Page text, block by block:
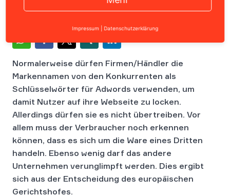
Normalerweise dürfen Firmen/Händler die
Markennamen von den Konkurrenten als
Schlüsselwörter für Adwords verwenden, um
damit Nutzer auf ihre Webseite zu locken.
Allerdings dürfen sie es nicht übertreiben. Vor
allem muss der Verbraucher noch erkennen
können, dass es sich um die Ware eines Dritten
handeln. Ebenso wenig darf das andere
Unternehmen verunglimpft werden. Dies ergibt
sich aus der Entscheidung des europäischen
Gerichtshofes.
Impressum Datenschutzerklärung